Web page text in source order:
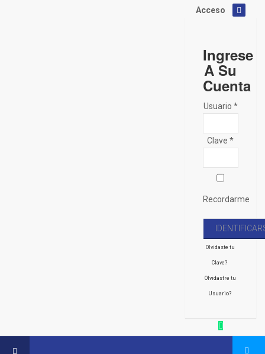
Acceso
Ingrese
A Su
Cuenta
Usuario *
Clave *
Recordarme
Olvidaste tu
Clave?
Olvidastre tu
Usuario?